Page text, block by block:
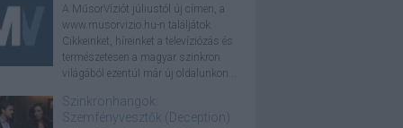
A MűsorVíziót júliustól új címen, a
www.musorvizio.hu-n találjátok.
Cikkeinket, híreinket a televíziózás és
természetesen a magyar szinkron
világából ezentúl már új oldalunkon...
Szinkronhangok:
Szemfényvesztők (Deception)